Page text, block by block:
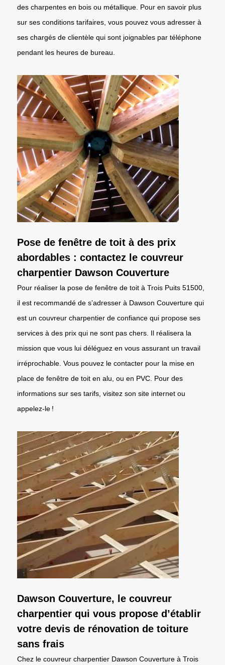
des charpentes en bois ou métallique. Pour en savoir plus
sur ses conditions tarifaires, vous pouvez vous adresser à
ses chargés de clientèle qui sont joignables par téléphone
pendant les heures de bureau.
Pose de fenêtre de toit à des prix
abordables : contactez le couvreur
charpentier Dawson Couverture
Pour réaliser la pose de fenêtre de toit à Trois Puits 51500,
il est recommandé de s’adresser à Dawson Couverture qui
est un couvreur charpentier de confiance qui propose ses
services à des prix qui ne sont pas chers. Il réalisera la
mission que vous lui déléguez en vous assurant un travail
irréprochable. Vous pouvez le contacter pour la mise en
place de fenêtre de toit en alu, ou en PVC. Pour des
informations sur ses tarifs, visitez son site internet ou
appelez-le !
Dawson Couverture, le couvreur
charpentier qui vous propose d’établir
votre devis de rénovation de toiture
sans frais
Chez le couvreur charpentier Dawson Couverture à Trois